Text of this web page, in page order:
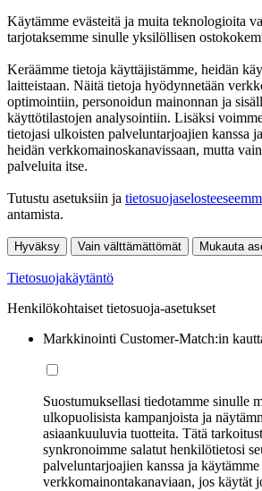
Käytämme evästeitä ja muita teknologioita
tarjotaksemme sinulle yksilöllisen
Keräämme tietoja käyttäjistämme, heidän
laitteistaan. Näitä tietoja hyödynnetään
optimointiin, personoidun mainonnan ja
käyttötilastojen analysointiin. Lisäksi
tietojasi ulkoisten palveluntarjoajien kanssa
heidän verkkomainoskanavissaan, mutta
palveluita itse.
Tutustu asetuksiin ja
antamista.
Hyväksy Vain välttämättömät Mukauta
Tietosuojakäytäntö
Henkilökohtaiset tietosuoja-asetukset
Markkinointi Customer-Match:in
Suostumuksellasi tiedotamme sinulle
ulkopuolisista kampanjoista ja
asiaankuuluvia tuotteita. Tätä
synkronoimme salatut henkilötietosi
palveluntarjoajien kanssa ja
verkkomainontakanaviaan, jos käytät